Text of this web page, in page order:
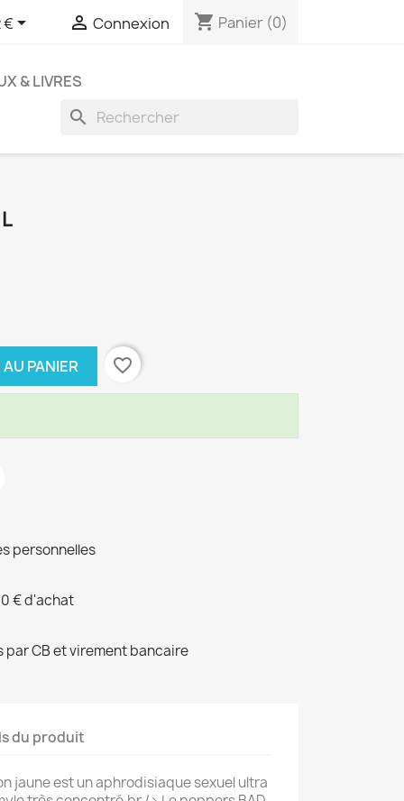
€  Connexion shopping_cart Panier (0)
& LIVRES
search
PANIER favorite_border
personnelles
€ d'achat
CB et virement bancaire
du produit
jaune est un aphrodisiaque sexuel ultra